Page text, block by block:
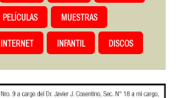
PELÍCULAS MUESTRAS
INTERNET INFANTIL DISCOS